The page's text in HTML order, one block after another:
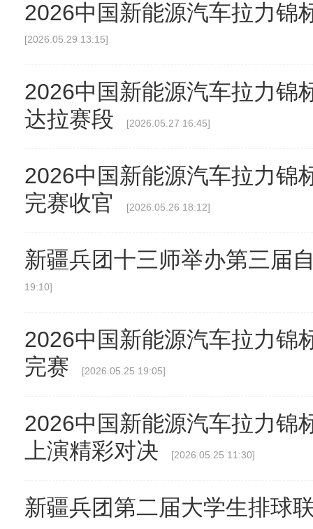
2026中国新能源汽车拉力锦
[2026.05.29 13:15]
2026中国新能源汽车拉力锦
达拉赛段
[2026.05.27 16:45]
2026中国新能源汽车拉力锦
完赛收官
[2026.05.26 18:12]
新疆兵团十三师举办第三届
19:10]
2026中国新能源汽车拉力锦
完赛
[2026.05.25 19:05]
2026中国新能源汽车拉力锦
上演精彩对决
[2026.05.25 11:30]
新疆兵团第二届大学生排球